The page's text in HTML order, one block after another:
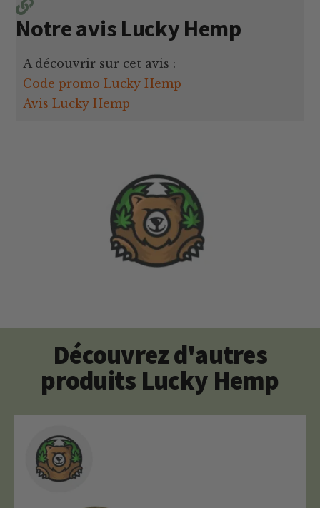
Notre avis Lucky Hemp
A découvrir sur cet avis :
Code promo Lucky Hemp
Avis Lucky Hemp
Découvrez d'autres
produits Lucky Hemp